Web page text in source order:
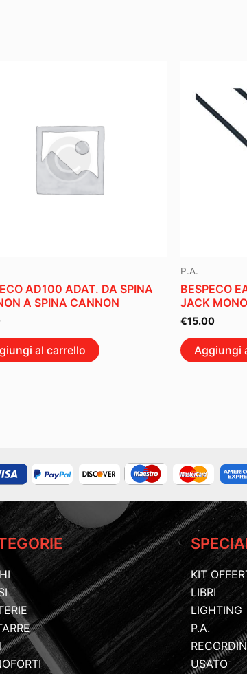
AD100 ADAT. DA SPINA
A SPINA CANNON
al carrello
P.A.
BESPECO
JACK
€15.00
Aggiungi
KIT
LIBRI
LIGHTING
P.A.
USATO